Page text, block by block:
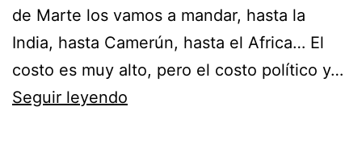
de Marte los vamos a mandar, hasta la
India, hasta Camerún, hasta el Africa… El
costo es muy alto, pero el costo político y…
Seguir leyendo